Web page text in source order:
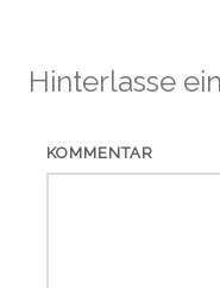
Hinterlasse
KOMMENTAR